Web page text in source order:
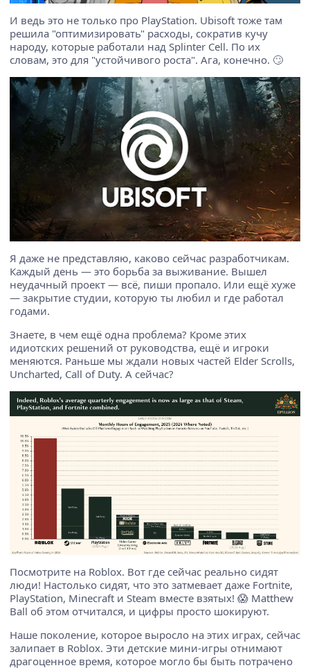
И ведь это не только про PlayStation. Ubisoft тоже там
решила "оптимизировать" расходы, сократив кучу
народу, которые работали над Splinter Cell. По их
словам, это для "устойчивого роста". Ага, конечно. 🙄
Я даже не представляю, каково сейчас разработчикам.
Каждый день — это борьба за выживание. Вышел
неудачный проект — всё, пиши пропало. Или ещё хуже
— закрытие студии, которую ты любил и где работал
годами.
Знаете, в чем ещё одна проблема? Кроме этих
идиотских решений от руководства, ещё и игроки
меняются. Раньше мы ждали новых частей Elder Scrolls,
Uncharted, Call of Duty. А сейчас?
Посмотрите на Roblox. Вот где сейчас реально сидят
люди! Настолько сидят, что это затмевает даже Fortnite,
PlayStation, Minecraft и Steam вместе взятых! 😱 Matthew
Ball об этом отчитался, и цифры просто шокируют.
Наше поколение, которое выросло на этих играх, сейчас
залипает в Roblox. Эти детские мини-игры отнимают
драгоценное время, которое могло бы быть потрачено